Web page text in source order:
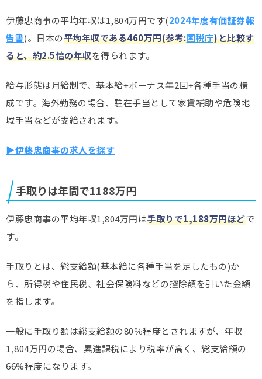
伊藤忠商事の平均年収は1,804万円です(2024年度有価証券報
告書)。日本の平均年収である460万円(参考:国税庁)と比較す
ると、約2.5倍の年収を得られます。
給与形態は月給制で、基本給+ボーナス年2回+各種手当の構
成です。海外勤務の場合、駐在手当として家賃補助や危険地
域手当などが支給されます。
▶伊藤忠商事の求人を探す
手取りは年間で1188万円
伊藤忠商事の平均年収1,804万円は手取りで1,188万円ほどで
す。
手取りとは、総支給額(基本給に各種手当を足したもの)か
ら、所得税や住民税、社会保険料などの控除額を引いた金額
を指します。
一般に手取り額は総支給額の80％程度とされますが、年収
1,804万円の場合、累進課税により税率が高く、総支給額の
66%程度になります。